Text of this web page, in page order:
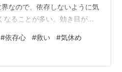
なので、依存しないように気
なることが多い。効き目があ
生じた金魚を目の前にして
(気休め)となっていて、塩水
自分はやれることはやった」
#依存心 #救い #気休め